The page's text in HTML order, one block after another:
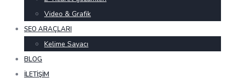
Video & Grafik
SEO ARAÇLARI
Kelime Sayacı
BLOG
İLETIŞIM